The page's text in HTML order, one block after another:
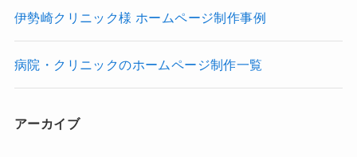
伊勢崎クリニック様 ホームページ制作事例
病院・クリニックのホームページ制作一覧
アーカイブ